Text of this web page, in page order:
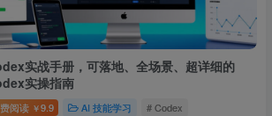
实战手册，可落地、全场景、超详细的
实操指南
阅读 ￥9.9 AI 技能学习 # Codex